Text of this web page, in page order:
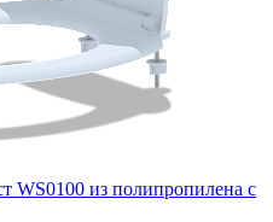
WS0100 из полипропилена с